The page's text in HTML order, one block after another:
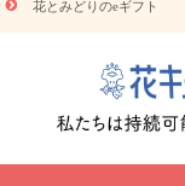
読み物
いのマナー
定年退
花キュー
彩心理学」で選ぶ方法
花とみどりのeギフト